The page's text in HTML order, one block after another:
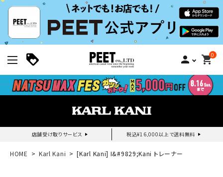
person 0
shopping_cart
店舗受け取りサービス 税込¥16,000以上で送料無料
新規会員登録｜ログイン
HOME Karl Kani [Karl Kani] I&#9829;Kani トレーナー